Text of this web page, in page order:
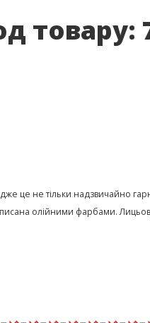
товару:
це не тільки надзвичайно
олійними фарбами.